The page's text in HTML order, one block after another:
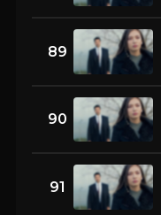
89
90
91